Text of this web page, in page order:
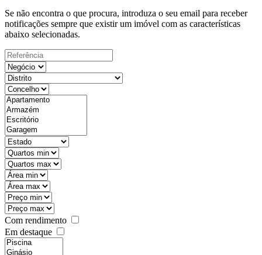
Se não encontra o que procura, introduza o seu email para receber
notificações sempre que existir um imóvel com as características
abaixo selecionadas.
Com rendimento
Em destaque